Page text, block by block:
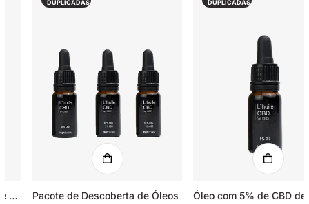
Óleo de cânhamo com 5% de CBN + 5% de CBD
DUPLICADAS
Pacote de Descoberta de Óleos
DUPLICADAS